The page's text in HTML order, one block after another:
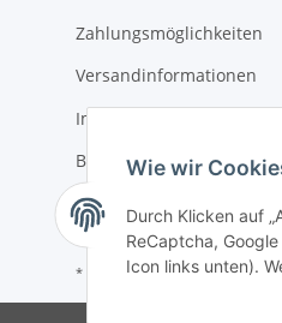
Zahlungsmöglichkeiten
Versandinformationen
Impressum
Batteriegesetzhinweise
Widerrufsrecht
* Alle Preise inkl. gesetzlicher
Wie wir
Durch Klicken auf
ReCaptcha,
Icon links unten).